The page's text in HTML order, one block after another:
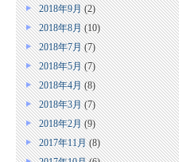
2018年9月(2)
2018年8月(10)
2018年7月(7)
2018年5月(7)
2018年4月(8)
2018年3月(7)
2018年2月(9)
2017年11月(8)